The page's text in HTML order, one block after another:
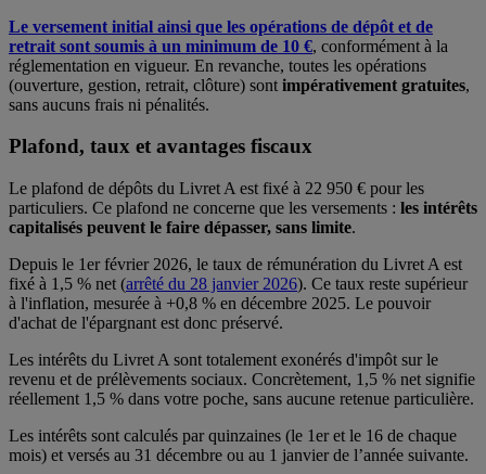
Le versement initial ainsi que les opérations de dépôt et de
retrait sont soumis à un minimum de 10 €, conformément à la
réglementation en vigueur. En revanche, toutes les opérations
(ouverture, gestion, retrait, clôture) sont impérativement gratuites,
sans aucuns frais ni pénalités.
Plafond, taux et avantages fiscaux
Le plafond de dépôts du Livret A est fixé à 22 950 € pour les
particuliers. Ce plafond ne concerne que les versements : les intérêts
capitalisés peuvent le faire dépasser, sans limite.
Depuis le 1er février 2026, le taux de rémunération du Livret A est
fixé à 1,5 % net (arrêté du 28 janvier 2026). Ce taux reste supérieur
à l'inflation, mesurée à +0,8 % en décembre 2025. Le pouvoir
d'achat de l'épargnant est donc préservé.
Les intérêts du Livret A sont totalement exonérés d'impôt sur le
revenu et de prélèvements sociaux. Concrètement, 1,5 % net signifie
réellement 1,5 % dans votre poche, sans aucune retenue particulière.
Les intérêts sont calculés par quinzaines (le 1er et le 16 de chaque
mois) et versés au 31 décembre ou au 1 janvier de l’année suivante.